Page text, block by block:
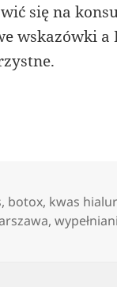
się na
wskazówki
, botox, kwas
,